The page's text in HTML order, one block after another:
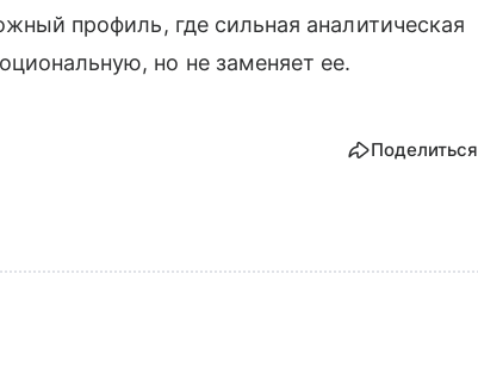
профиль, где сильная аналитическая
но не заменяет ее.
Поделиться